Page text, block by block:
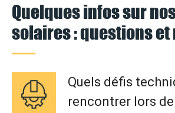
Quelques infos sur
solaires : questions et
Quels défis
rencontrer lors